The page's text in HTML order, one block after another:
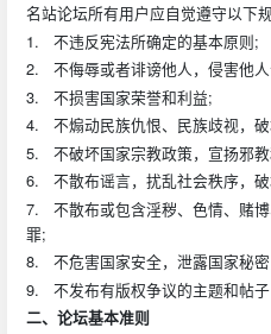
名站论坛所有用户应自觉遵守以下规
1. 不违反宪法所确定的基本原则;
2. 不侮辱或者诽谤他人，侵害他
3. 不损害国家荣誉和利益;
4. 不煽动民族仇恨、民族歧视，
5. 不破坏国家宗教政策，宣扬邪
6. 不散布谣言，扰乱社会秩序，
7. 不散布或包含淫秽、色情、赌
罪;
8. 不危害国家安全，泄露国家秘密
9. 不发布有版权争议的主题和帖子
二、论坛基本准则